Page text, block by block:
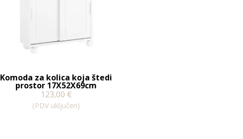
Komoda za kolica koja štedi
prostor 17X52X69cm
123,00 €
(PDV uključen)